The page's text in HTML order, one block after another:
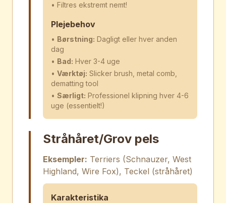
• Filtres ekstremt nemt!
Plejebehov
• Børstning: Dagligt eller hver anden
dag
• Bad: Hver 3-4 uge
• Værktøj: Slicker brush, metal comb,
dematting tool
• Særligt: Professionel klipning hver 4-6
uge (essentielt!)
Stråhåret/Grov pels
Eksempler: Terriers (Schnauzer, West
Highland, Wire Fox), Teckel (stråhåret)
Karakteristika